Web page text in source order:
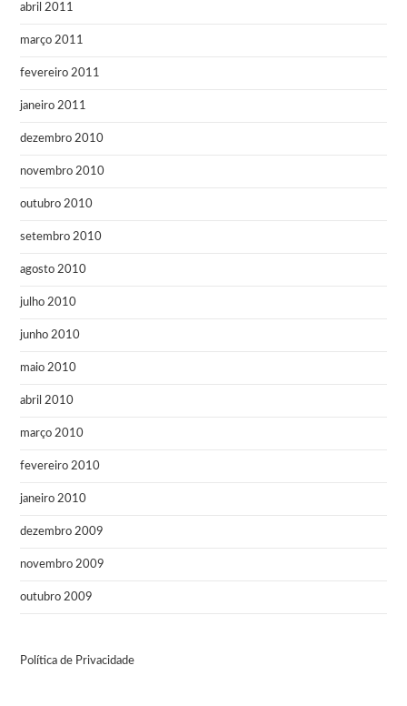
abril 2011
março 2011
fevereiro 2011
janeiro 2011
dezembro 2010
novembro 2010
outubro 2010
setembro 2010
agosto 2010
julho 2010
junho 2010
maio 2010
abril 2010
março 2010
fevereiro 2010
janeiro 2010
dezembro 2009
novembro 2009
outubro 2009
Política de Privacidade